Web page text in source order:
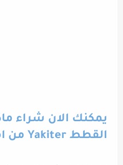
يمكنك الان شراء
القطط Yakiter من امازون السعودية